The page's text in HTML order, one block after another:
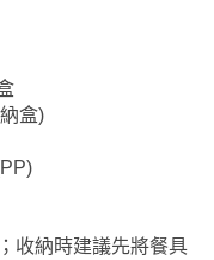
盒)
收納時建議先將餐具